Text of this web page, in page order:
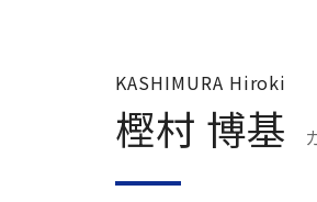
KASHIMURA Hiroki
樫村 博基